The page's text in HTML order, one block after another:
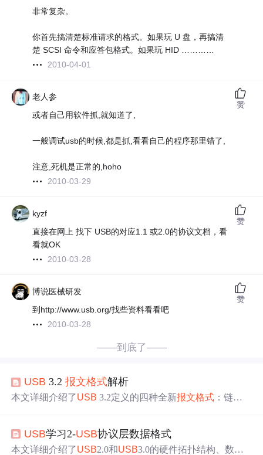
非常复杂。
你首先搞清楚标准请求的格式。如果玩 U 盘，再搞清
楚 SCSI 命令和应答包格式。如果玩 HID …………
2010-04-01
老人参
或者自己用软件抓,就知道了,
一般调试usb的时候,都是抓,看看自己的程序那里错了,
注意,死机是正常的,hoho
2010-03-29
赞
kyzf
直接在网上 找下 USB的对应1.1 或2.0的协议文档，看
看就OK
2010-03-28
赞
博说医械研发
到http://www.usb.org/找些资料看看吧
2010-03-28
赞
——到底了——
USB 3.2报文格式解析
本文详细介绍了USB 3.2定义的四种全新报文格式 ：链路
e字段、LinkControlWord字段等内容。
USB学习2-USB协议层数据格式
本文详细介绍了USB2.0和USB3.0的硬件拓扑结构、数据